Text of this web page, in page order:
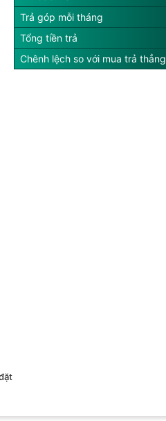
Trả góp mỗi tháng
Tổng tiền trả
Chênh lệch so với mua trả thẳng